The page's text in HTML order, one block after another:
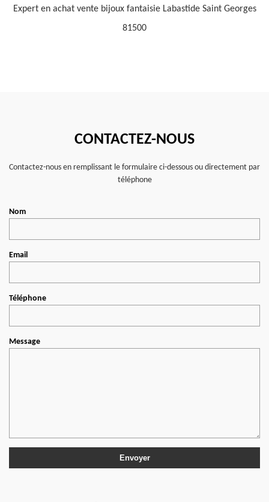
Expert en achat vente bijoux fantaisie Labastide Saint Georges
81500
CONTACTEZ-NOUS
Contactez-nous en remplissant le formulaire ci-dessous ou directement par
téléphone
Nom
Email
Téléphone
Message